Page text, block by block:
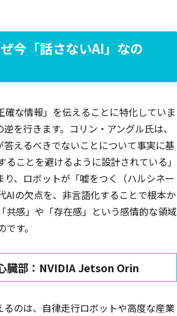
今「話さないAI」なの
確な情報」を伝えることに特化していま
を行きます。コリン・アングル氏は、
答えるべきでないことについて事実に基
ることを避けるように設計されている」
り、ロボットが「嘘をつく（ハルシネー
AIの欠点を、非言語化することで根本か
共感」や「存在感」という感情的な領域
す。
臓部：NVIDIA Jetson Orin
のは、自律走行ロボットや高度な産業